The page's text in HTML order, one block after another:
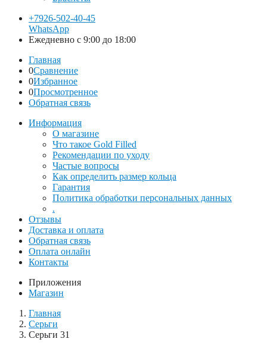
+7926-502-40-45
WhatsApp
Ежедневно с 9:00 до 18:00
Главная
0Сравнение
0Избранное
0Просмотренное
Обратная связь
Информация
О магазине
Что такое Gold Filled
Рекомендации по уходу
Частые вопросы
Как определить размер кольца
Гарантия
Политика обработки персональных данных
.
Отзывы
Доставка и оплата
Обратная связь
Оплата онлайн
Контакты
Приложения
Магазин
Главная
Серьги
Серьги 31